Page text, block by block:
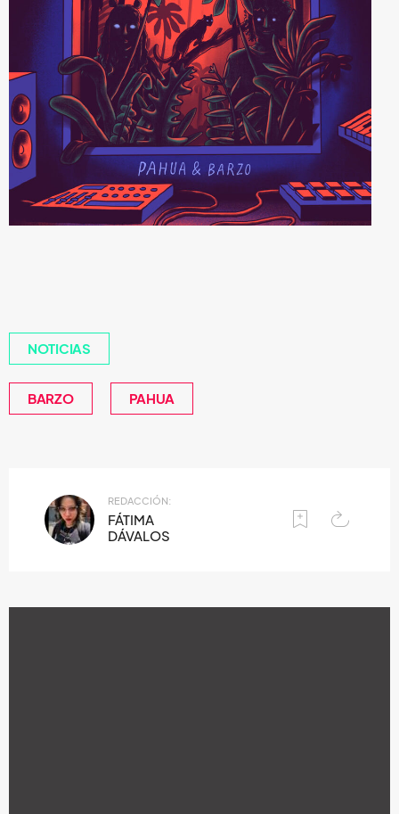
NOTICIAS
BARZO PAHUA
REDACCIÓN:
FÁTIMA
DÁVALOS